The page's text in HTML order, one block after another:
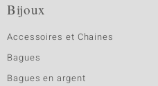
Bijoux
Accessoires et Chaines
Bagues
Bagues en argent